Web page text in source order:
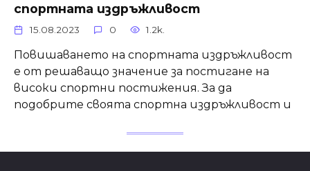
спортната издръжливост
15.08.2023 0 1.2k.
Повишаването на спортната издръжливост
е от решаващо значение за постигане на
високи спортни постижения. За да
подобрите своята спортна издръжливост и